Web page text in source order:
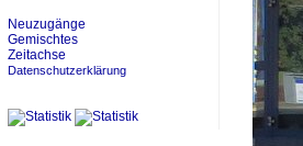
Neuzugänge
Gemischtes
Zeitachse
Datenschutzerklärung